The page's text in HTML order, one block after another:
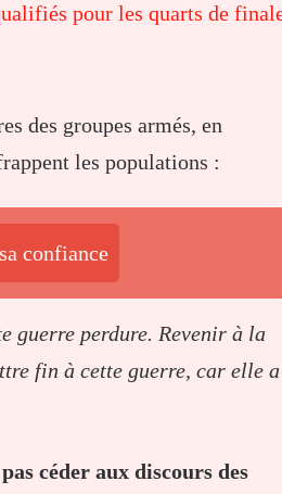
pour les quarts de
des groupes armés, en
les populations :
confiance
guerre perdure. Revenir à la
fin à cette guerre, car elle a
céder aux discours des